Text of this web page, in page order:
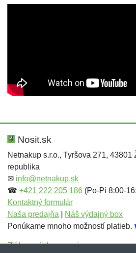
Hodnotenie:
Meno:*
E-mail:
Meno:
E-mail:*
Správa*
Nosit.sk
Netnakup s.r.o., Tyršova 271, 43801
republika
✉ info@netnakup.sk
☎ +421 222 205 186 (Po-Pi 8:00-
Kontaktný formulár
Naša predajňa
Náš výdajný box
Ponúkame mnoho možností platieb.
Zákaznícky servis